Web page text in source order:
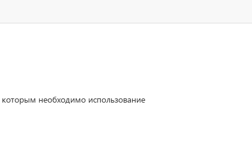
необходимо использование